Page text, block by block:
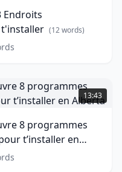
(12words)
13:43
8 programmes
t’installer en